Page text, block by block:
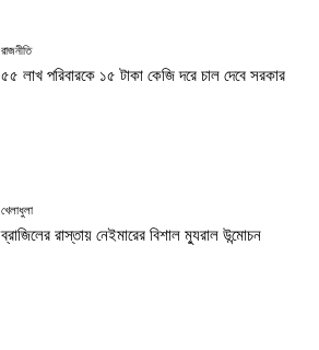
রাজনীতি
৫৫ লাখ পরিবারকে ১৫ টাকা কেজি দরে চাল দেবে সরকার
খেলাধুলা
ব্রাজিলের রাস্তায় নেইমারের বিশাল ম্যুরাল উন্মোচন